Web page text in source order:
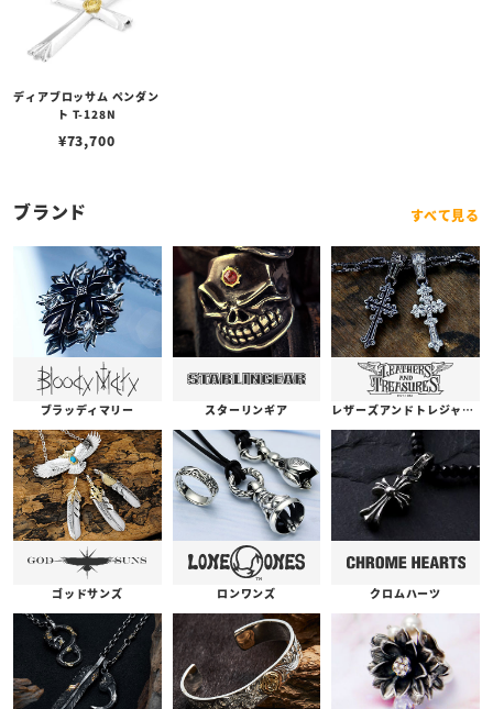
ディアブロッサム ペンダン
ト T-128N
¥73,700
ブランド すべて見る
ブラッディマリー スターリンギア レザーズアンドトレジャーズ
ゴッドサンズ ロンワンズ クロムハーツ